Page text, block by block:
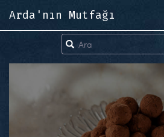
Arda'nın Mutfağı